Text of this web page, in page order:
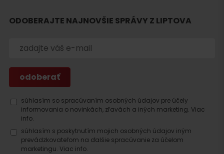
ODOBERAJTE NAJNOVŠIE SPRÁVY Z LIPTOVA
súhlasím so spracúvaním osobných údajov pre účely
informovania o novinkách, zľavách a iných marketing. Viac
info.
súhlasím s poskytnutím mojich osobných údajov iným
prevádzkovateľom na ďalšie spracúvanie za účelom
marketingu. Viac info.